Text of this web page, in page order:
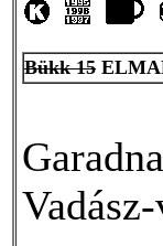
Bükk 15
Garadna